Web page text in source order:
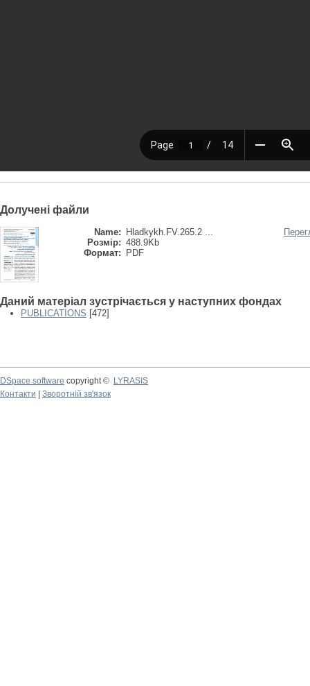
Долучені файли
Name:
Hladkykh.FV.265.2 ...
Розмір: 488.9Kb
Формат:
PDF
Даний матеріал зустрічається у наступних фондах
PUBLICATIONS [472]
DSpace software copyright © LYRASIS
Контакти
Зворотній зв'язок